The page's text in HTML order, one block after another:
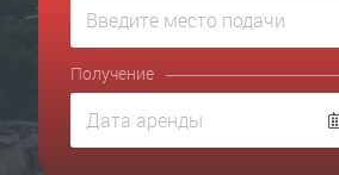
Получение